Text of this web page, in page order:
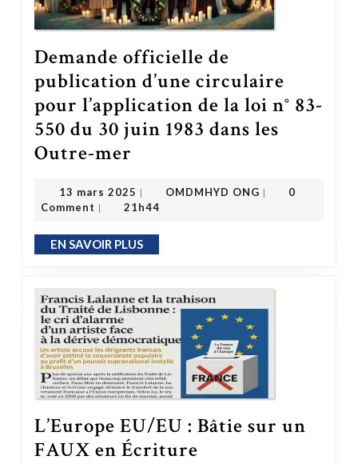
Demande officielle de
publication d’une circulaire
pour l’application de la loi n° 83-
550 du 30 juin 1983 dans les
Outre-mer
13 mars 2025 13 mars 2025
| OMDMHYD ONG |
0
Comment | 21h44
EN SAVOIR PLUSEN SAVOIR PLUS
L’Europe EU/EU : Bâtie sur un
FAUX en Écriture